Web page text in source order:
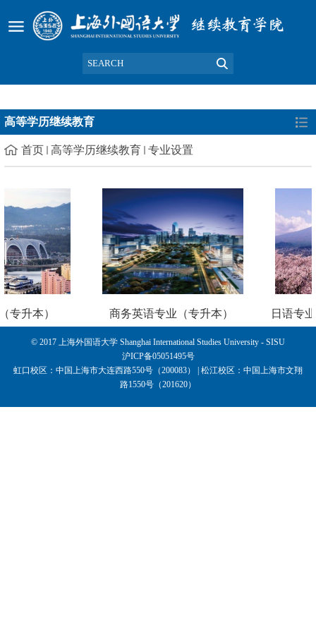
高等学历继续教育
首页 高等学历继续教育 专业设置
专升本） 商务英语专业（专升本） 日语专
© 2017 上海外国语大学 Shanghai International Studies University - SISU
沪ICP备05051495号
虹口校区：中国上海市大连西路550号（200083） | 松江校区：中国上海市文翔
路1550号（201620）